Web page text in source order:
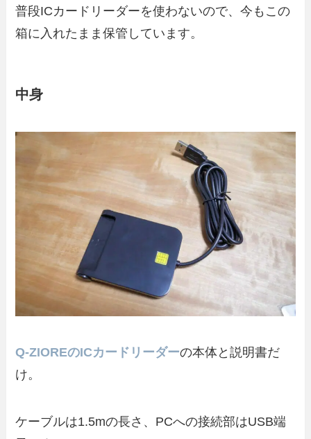
普段ICカードリーダーを使わないので、今もこの
箱に入れたまま保管しています。
中身
Q-ZIOREのICカードリーダーの本体と説明書だ
け。
ケーブルは1.5mの長さ、PCへの接続部はUSB端